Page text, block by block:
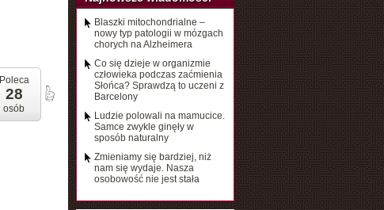
Poleca
28
osób
Blaszki mitochondrialne –
nowy typ patologii w mózgach
chorych na Alzheimera
Co się dzieje w organizmie
człowieka podczas zaćmienia
Słońca? Sprawdzą to uczeni z
Barcelony
Ludzie polowali na mamucice.
Samce zwykle ginęły w
sposób naturalny
Zmieniamy się bardziej, niż
nam się wydaje. Nasza
osobowość nie jest stała